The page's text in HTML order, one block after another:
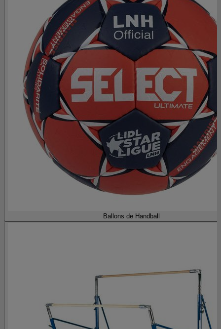
Ballons de Handball